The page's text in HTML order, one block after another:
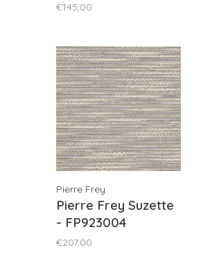
€145,00
Pierre Frey
Pierre Frey Suzette
- FP923004
€207,00